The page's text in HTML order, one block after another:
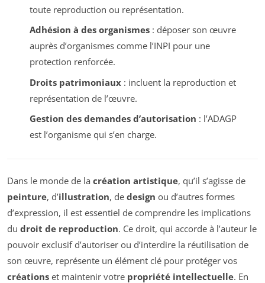
toute reproduction ou représentation.
Adhésion à des organismes: déposer son œuvre
auprès d’organismes comme l’INPI pour une
protection renforcée.
Droits patrimoniaux: incluent la reproduction et
représentation de l’œuvre.
Gestion des demandes d’autorisation : l’ADAGP
est l’organisme qui s’en charge.
Dans le monde de la création artistique, qu’il s’agisse de
peinture, d’illustration, de design ou d’autres formes
d’expression, il est essentiel de comprendre les implications
du droit de reproduction. Ce droit, qui accorde à l’auteur le
pouvoir exclusif d’autoriser ou d’interdire la réutilisation de
son œuvre, représente un élément clé pour protéger vos
créations et maintenir votre propriété intellectuelle. En